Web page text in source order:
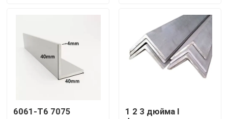
Катушка финиша мельницы алюминиевая
Катушка покрытая цветом алюминиевая
Холоднопрокатная алюминиевая катушка
6061-T6 7075
1 2 3 дюйма l